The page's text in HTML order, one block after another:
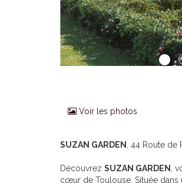
Voir les photos
SUZAN GARDEN , 44 Route de
Découvrez SUZAN GARDEN
,
cœur de Toulouse. Située